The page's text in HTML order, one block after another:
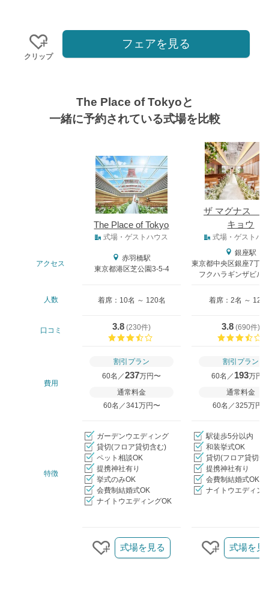
クリップ
フェアを見る
The Place of Tokyoと
一緒に予約されている式場を比較
The Place of Tokyo
ザ マグナス
キョウ
式場・ゲストハウス 式場・ゲストハ
アクセス
赤羽橋駅
東京都港区芝公園3-5-4
銀座駅
東京都中央区銀座7丁
フクハラギンザビル
人数 着席：10名 ～ 120名 着席：2名 ～ 128
口コミ 3.8 (230件)
3.8 (690件)
費用
割引プラン
60名／237万円〜
通常料金
60名／341万円〜
割引プラン
60名／ 193万円
通常料金
60名／325万円〜
特徴
ガーデンウエディング
貸切(フロア貸切含む)
ペット相談OK
提携神社有り
挙式のみOK
会費制結婚式OK
ナイトウエディングOK
駅徒歩5分以内
和装挙式OK
貸切(フロア貸切含
提携神社有り
会費制結婚式OK
ナイトウエディン
クリップする
式場を見る
クリップす
式場を見